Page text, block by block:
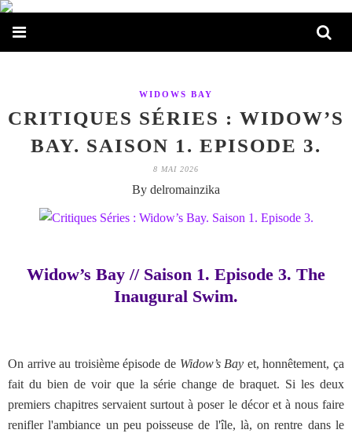
WIDOWS BAY
CRITIQUES SÉRIES : WIDOW’S
BAY. SAISON 1. EPISODE 3.
8 MAI 2026
By delromainzika
Widow’s Bay // Saison 1. Episode 3. The
Inaugural Swim.
On arrive au troisième épisode de Widow’s Bay et, honnêtement, ça
fait du bien de voir que la série change de braquet. Si les deux
premiers chapitres servaient surtout à poser le décor et à nous faire
renifler l'ambiance un peu poisseuse de l'île, là, on rentre dans le